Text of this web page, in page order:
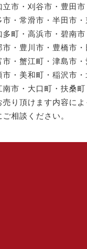
市・刈谷市・豊田
・常滑市・半田市
町・高浜市・碧南
・豊川市・豊橋市
・蟹江町・津島市
・美和町・稲沢市
市・大口町・扶桑町
り頂けます内容に
相談ください。